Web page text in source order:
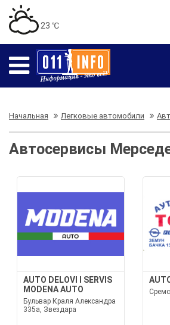
23 ℃
Начальная Легковые автомобили
Автосервисы
AUTO DELOVI I SERVIS
MODENA AUTO
Бульвар Краля Александра
335а, Звездара